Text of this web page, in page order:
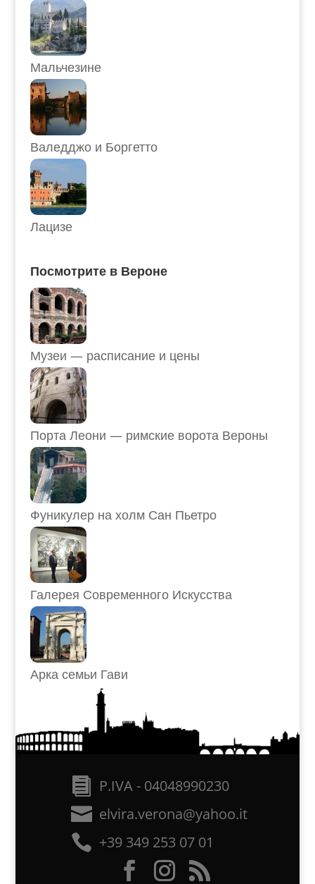
Мальчезине
Валедджо и Боргетто
Лацизе
Посмотрите в Вероне
Музеи — расписание и цены
Порта Леони — римские ворота Вероны
Фуникулер на холм Сан Пьетро
Галерея Современного Искусства
Арка семьи Гави
P.IVA - 04048990230
elvira.verona@yahoo.it
+39 349 253 07 01